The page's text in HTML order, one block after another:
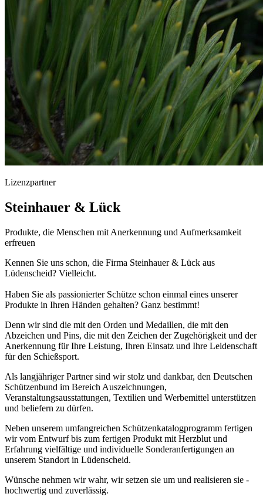
Lizenzpartner
Steinhauer & Lück
Produkte, die Menschen mit Anerkennung und Aufmerksamkeit
erfreuen
Kennen Sie uns schon, die Firma Steinhauer & Lück aus
Lüdenscheid? Vielleicht.
Haben Sie als passionierter Schütze schon einmal eines unserer
Produkte in Ihren Händen gehalten? Ganz bestimmt!
Denn wir sind die mit den Orden und Medaillen, die mit den
Abzeichen und Pins, die mit den Zeichen der Zugehörigkeit und der
Anerkennung für Ihre Leistung, Ihren Einsatz und Ihre Leidenschaft
für den Schießsport.
Als langjähriger Partner sind wir stolz und dankbar, den Deutschen
Schützenbund im Bereich Auszeichnungen,
Veranstaltungsausstattungen, Textilien und Werbemittel unterstützen
und beliefern zu dürfen.
Neben unserem umfangreichen Schützenkatalogprogramm fertigen
wir vom Entwurf bis zum fertigen Produkt mit Herzblut und
Erfahrung vielfältige und individuelle Sonderanfertigungen an
unserem Standort in Lüdenscheid.
Wünsche nehmen wir wahr, wir setzen sie um und realisieren sie -
hochwertig und zuverlässig.